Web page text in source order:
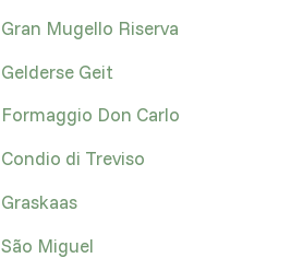
Gran Mugello Riserva
Gelderse Geit
Formaggio Don Carlo
Condio di Treviso
Graskaas
São Miguel